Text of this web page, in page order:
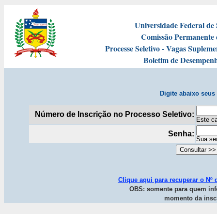
Universidade Federal
Comissão
Processe Seletivo - Vagas
Boletim de
Digite abaixo seus
Número de Inscrição no Processo Seletivo:
Este
Senha:
Sua
Clique aqui para recuperar o Nº
OBS: somente para quem
momento da